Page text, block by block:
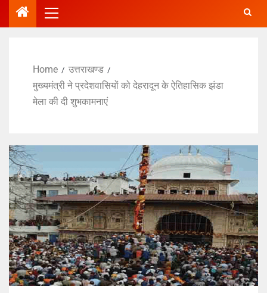
Home
उत्तराखण्ड
मुख्यमंत्री ने प्रदेशवासियों को देहरादून के ऐतिहासिक झंडा
मेला की दी शुभकामनाएं